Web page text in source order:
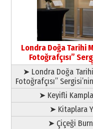
09 Temmuz
Yusuf POLAT
yazar
11 Mayıs 2026
Londra Doğa Tarihi
Fotoğrafçısı”
➤ Londra Doğa Tarihi
Fotoğrafçısı”
➤ Keyifli
➤ Kitaplara
➤ Çiçeği